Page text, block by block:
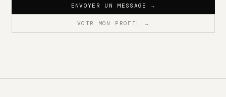
ENVOYER UN MESSAGE→
VOIR MON PROFIL →